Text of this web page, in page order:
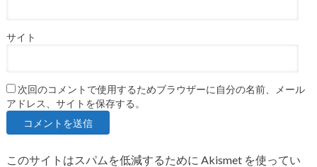
サイト
次回のコメントで使用するためブラウザーに自分の名前、メール
アドレス、サイトを保存する。
このサイトはスパムを低減するために Akismet を使ってい